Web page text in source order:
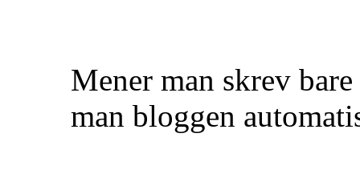
Mener man skrev
man bloggen